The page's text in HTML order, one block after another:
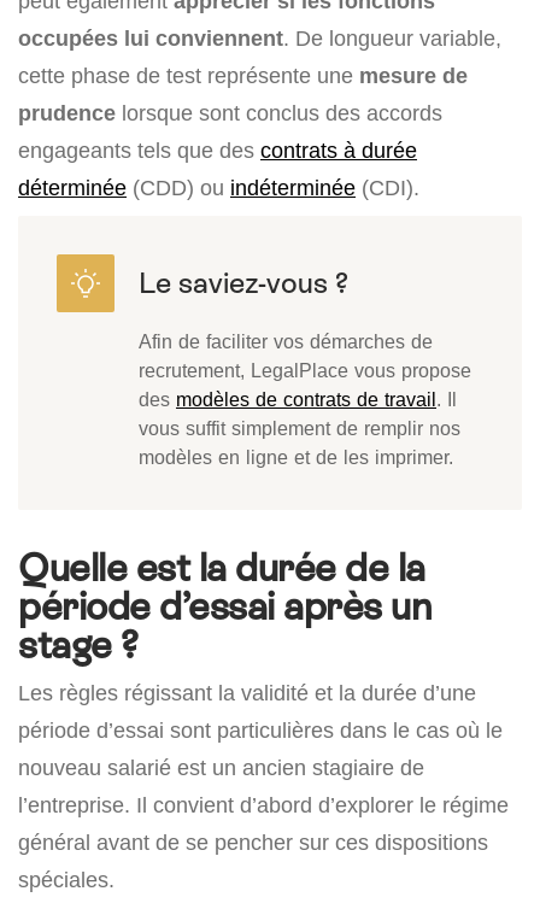
occupées lui conviennent. De longueur variable,
cette phase de test représente une mesure de
prudence lorsque sont conclus des accords
engageants tels que des contrats à durée
déterminée (CDD) ou indéterminée (CDI).
Afin de faciliter vos démarches de
recrutement, LegalPlace vous propose
des modèles de contrats de travail. Il
vous suffit simplement de remplir nos
modèles en ligne et de les imprimer.
Quelle est la durée de la
période d’essai après un
stage ?
Les règles régissant la validité et la durée d’une
période d’essai sont particulières dans le cas où le
nouveau salarié est un ancien stagiaire de
l’entreprise. Il convient d’abord d’explorer le régime
général avant de se pencher sur ces dispositions
spéciales.